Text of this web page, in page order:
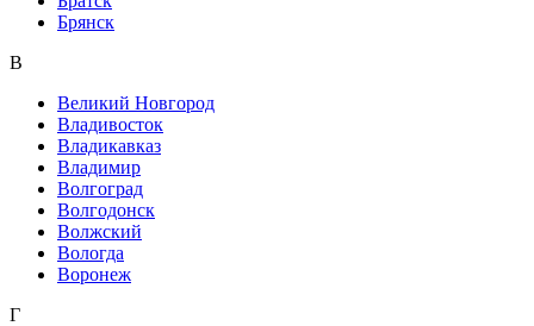
Брянск
В
Великий Новгород
Владивосток
Владикавказ
Владимир
Волгоград
Волгодонск
Волжский
Вологда
Воронеж
Г